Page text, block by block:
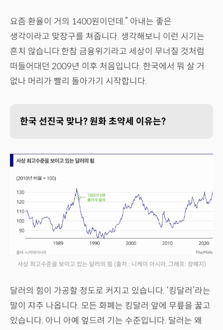
요즘 환율이 거의 1400원이던데.” 아내는 좋은
생각이라고 맞장구를 쳐줍니다. 생각해보니 이런 시기는
흔치 않습니다.한참 금융위기라고 세상이 무너질 것처럼
떠들어대던 2009년 이후 처음입니다. 한국에서 뭐 살 거
없나 머리가 빨리 돌아가기 시작합니다.
한국 선진국 맞나? 원화 초약세 이유는?
사상 최고수준을 보이고 있는 달러의 힘 (출처 : 니케이 아시아, 그래프: 장혜지)
달러의 힘이 가공할 정도로 커지고 있습니다. ‘킹달러’라는
말이 쟈주 나옵니다. 모든 화폐는 킹달러 앞에 무릎을 꿇고
있습니다. 아니 아예 엎드려 기는 수준입니다. 달러는 왜